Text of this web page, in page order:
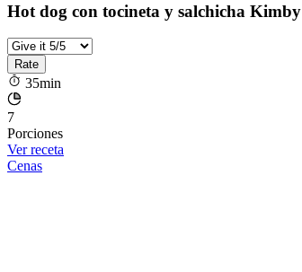
Hot dog con tocineta y salchicha Kimby
35min
7
Porciones
Ver receta
Cenas